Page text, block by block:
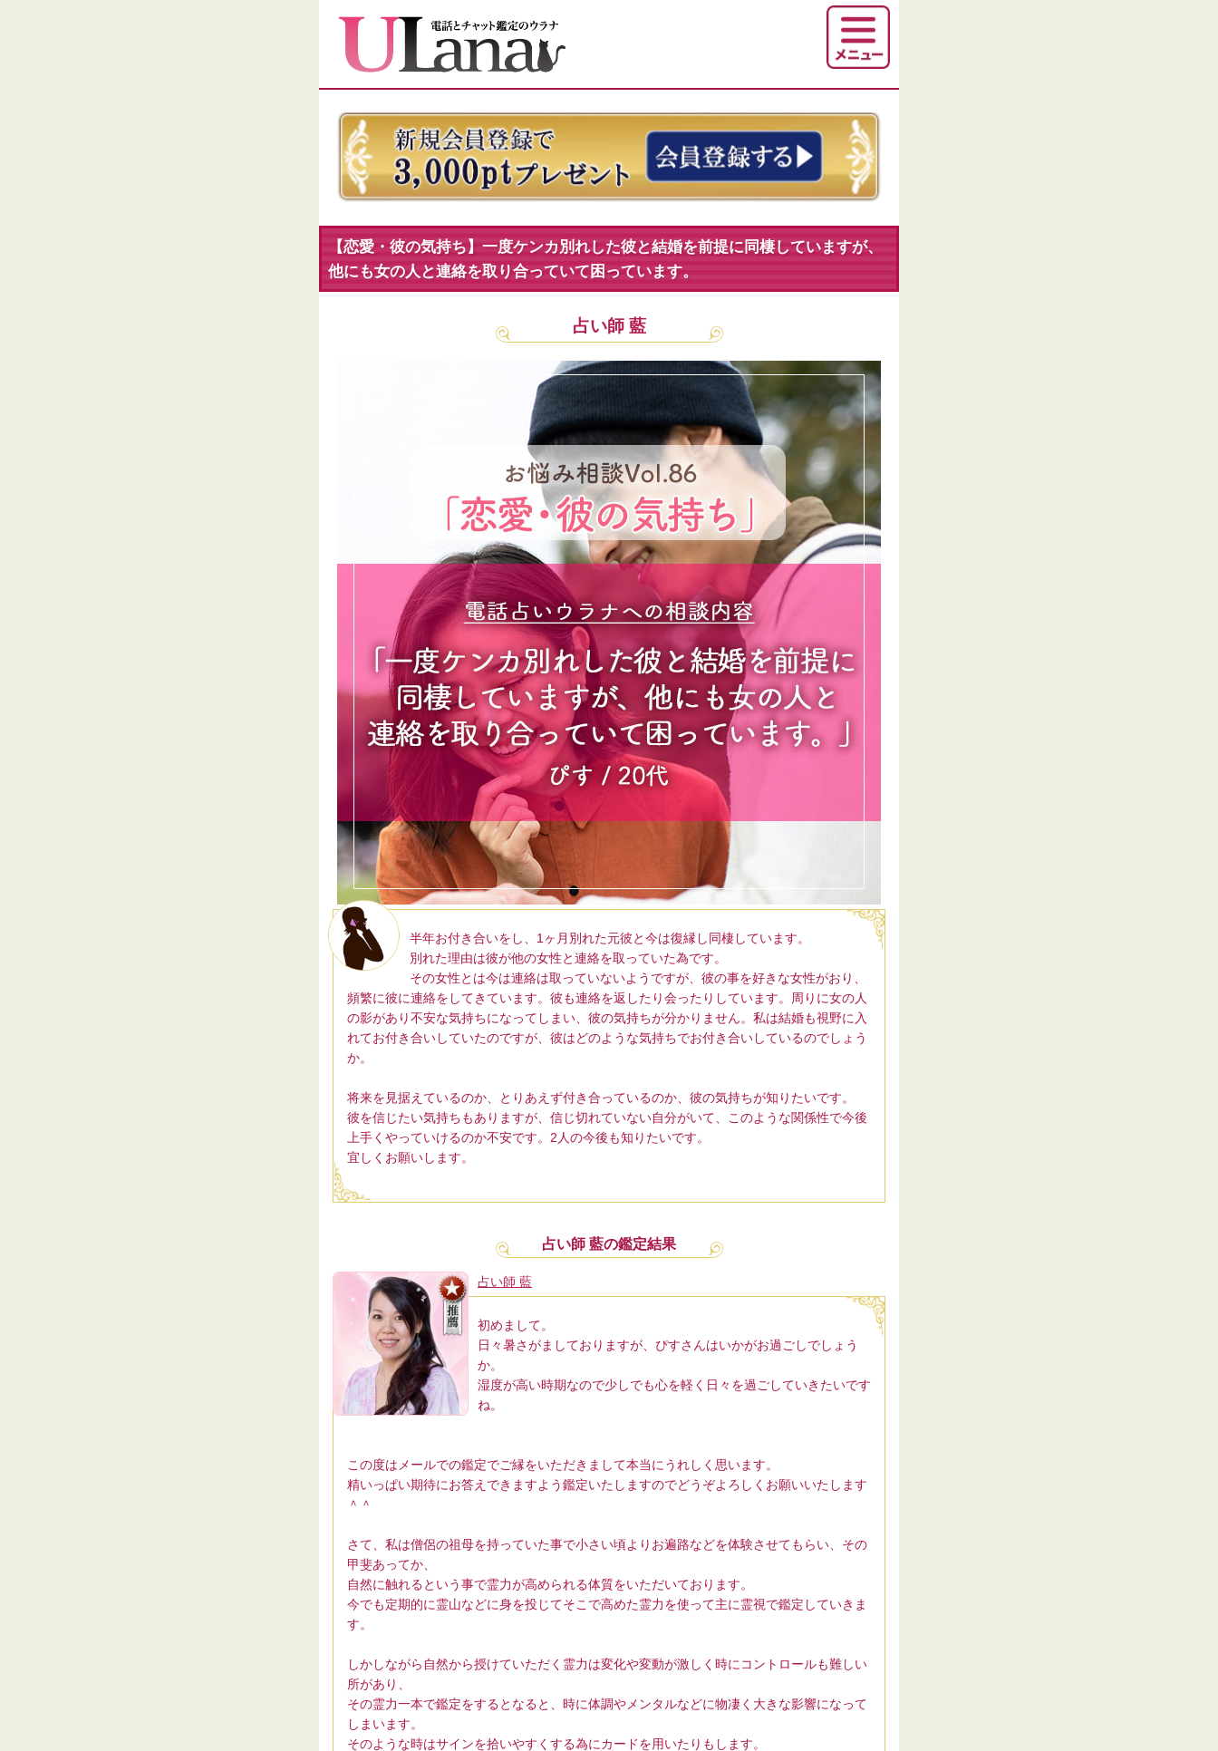
【恋愛・彼の気持ち】一度ケンカ別れした彼と結婚を前提に同棲していますが、
他にも女の人と連絡を取り合っていて困っています。
占い師 藍
半年お付き合いをし、1ヶ月別れた元彼と今は復縁し同棲しています。
別れた理由は彼が他の女性と連絡を取っていた為です。
その女性とは今は連絡は取っていないようですが、彼の事を好きな女性がおり、
頻繁に彼に連絡をしてきています。彼も連絡を返したり会ったりしています。周りに女の人
の影があり不安な気持ちになってしまい、彼の気持ちが分かりません。私は結婚も視野に入
れてお付き合いしていたのですが、彼はどのような気持ちでお付き合いしているのでしょう
か。
将来を見据えているのか、とりあえず付き合っているのか、彼の気持ちが知りたいです。
彼を信じたい気持ちもありますが、信じ切れていない自分がいて、このような関係性で今後
上手くやっていけるのか不安です。2人の今後も知りたいです。
宜しくお願いします。
占い師 藍の鑑定結果
占い師 藍
初めまして。
日々暑さがましておりますが、ぴすさんはいかがお過ごしでしょう
か。
湿度が高い時期なので少しでも心を軽く日々を過ごしていきたいです
ね。
この度はメールでの鑑定でご縁をいただきまして本当にうれしく思います。
精いっぱい期待にお答えできますよう鑑定いたしますのでどうぞよろしくお願いいたします
＾＾
さて、私は僧侶の祖母を持っていた事で小さい頃よりお遍路などを体験させてもらい、その
甲斐あってか、
自然に触れるという事で霊力が高められる体質をいただいております。
今でも定期的に霊山などに身を投じてそこで高めた霊力を使って主に霊視で鑑定していきま
す。
しかしながら自然から授けていただく霊力は変化や変動が激しく時にコントロールも難しい
所があり、
その霊力一本で鑑定をするとなると、時に体調やメンタルなどに物凄く大きな影響になって
しまいます。
そのような時はサインを拾いやすくする為にカードを用いたりもします。